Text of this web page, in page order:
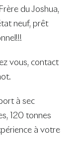
du Joshua,
neuf, prêt
vous, contact
à sec
120 tonnes
à votre